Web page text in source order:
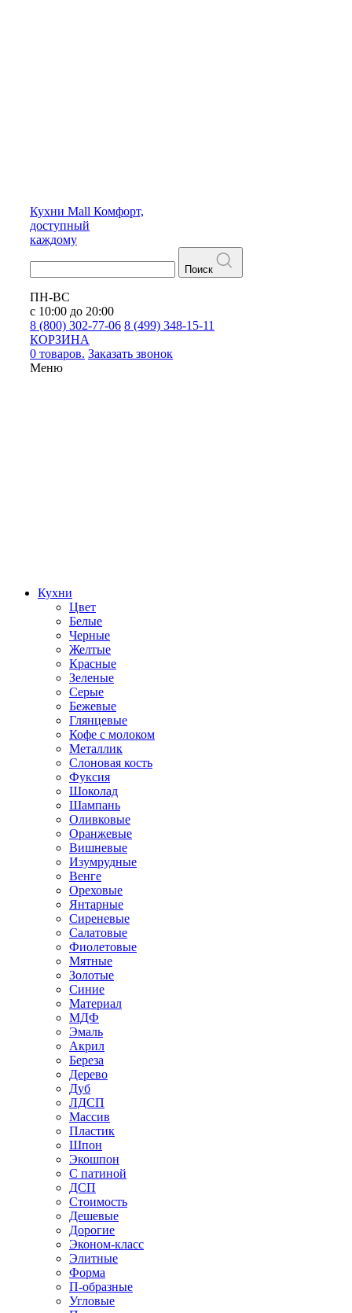
Кухни Mall Комфорт,
доступный
каждому
Поиск
ПН-ВС
с 10:00 до 20:00
8 (800) 302-77-06 8 (499) 348-15-11
КОРЗИНА
0 товаров. Заказать звонок
Меню
Кухни
Цвет
Белые
Черные
Желтые
Красные
Зеленые
Серые
Бежевые
Глянцевые
Кофе с молоком
Металлик
Слоновая кость
Фуксия
Шоколад
Шампань
Оливковые
Оранжевые
Вишневые
Изумрудные
Венге
Ореховые
Янтарные
Сиреневые
Салатовые
Фиолетовые
Мятные
Золотые
Синие
Материал
МДФ
Эмаль
Акрил
Береза
Дерево
Дуб
ЛДСП
Массив
Пластик
Шпон
Экошпон
С патиной
ДСП
Стоимость
Дешевые
Дорогие
Эконом-класс
Элитные
Форма
П-образные
Угловые